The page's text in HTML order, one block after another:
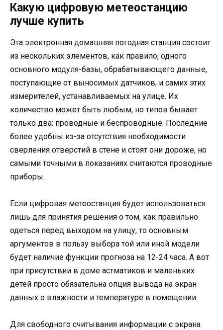
Какую цифровую метеостанцию
лучше купить
Эта электронная домашняя погодная станция состоит
из нескольких элементов, как правило, одного
основного модуля-базы, обрабатывающего данные,
поступающие от выносимых датчиков, и самих этих
измерителей, устанавливаемых на улице. Их
количество может быть любым, но типов бывает
только два: проводные и беспроводные. Последние
более удобны из-за отсутствия необходимости
сверления отверстий в стене и стоят они дороже, но
самыми точными в показаниях считаются проводные
приборы.
Если цифровая метеостанция будет использоваться
лишь для принятия решения о том, как правильно
одеться перед выходом на улицу, то основным
аргументов в пользу выбора той или иной модели
будет наличие функции прогноза на 12-24 часа. А вот
при присутствии в доме астматиков и маленьких
детей просто обязательна опция вывода на экран
данных о влажности и температуре в помещении.
Для свободного считывания информации с экрана